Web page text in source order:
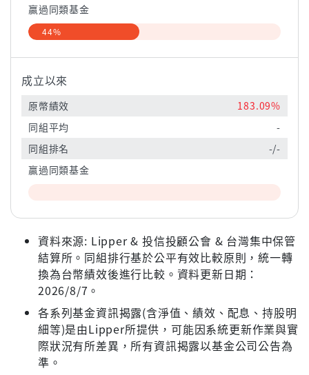
贏過同類基金
44%
成立以來
原幣績效
183.09%
同組平均
-
同組排名
-/-
贏過同類基金
資料來源: Lipper & 投信投顧公會 & 台灣集中保管
結算所。同組排行基於公平有效比較原則，統一轉
換為台幣績效後進行比較。資料更新日期：
2026/8/7。
各系列基金資訊揭露(含淨值、績效、配息、持股明
細等)是由Lipper所提供，可能因系統更新作業與實
際狀況有所差異，所有資訊揭露以基金公司公告為
準。